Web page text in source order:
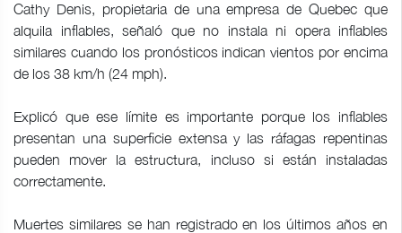
Cathy Denis, propietaria de una empresa de Quebec que
alquila inflables, señaló que no instala ni opera inflables
similares cuando los pronósticos indican vientos por encima
de los 38 km/h (24 mph).
Explicó que ese límite es importante porque los inflables
presentan una superficie extensa y las ráfagas repentinas
pueden mover la estructura, incluso si están instaladas
correctamente.
Muertes similares se han registrado en los últimos años en